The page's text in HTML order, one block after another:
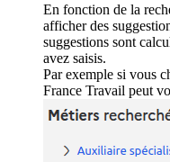
En fonction de la
afficher des
suggestions sont
avez saisis.
Par exemple si vous
France Travail peut